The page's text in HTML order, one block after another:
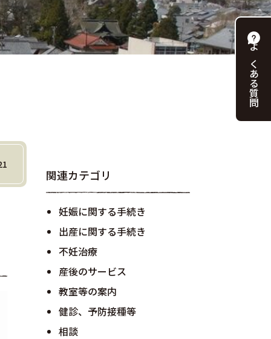
よくある
質問
関連カテゴリ
妊娠に関する手続き
出産に関する手続き
不妊治療
産後のサービス
教室等の案内
健診、予防接種等
相談